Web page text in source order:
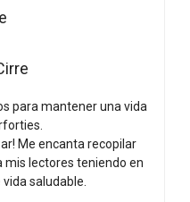
para mantener una vida
Me encanta recopilar
lectores teniendo en
saludable.